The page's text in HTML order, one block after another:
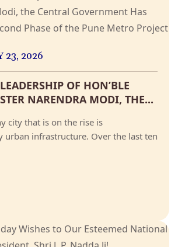
23, 2026
OF HON’BLE
NARENDRA MODI, THE...
city that is on the rise is
urban infrastructure. Over the last ten